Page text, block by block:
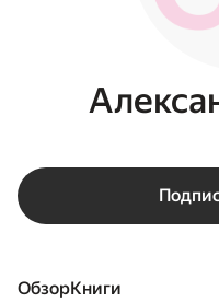
Обзор книги